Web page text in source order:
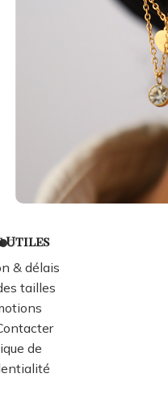
Utiles
& délais
tailles
de